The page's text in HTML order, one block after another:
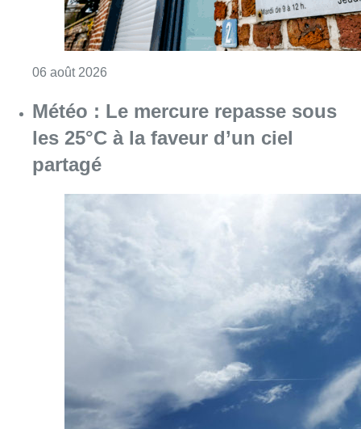
06 août 2026
Météo : Le mercure repasse sous
les 25°C à la faveur d’un ciel
partagé